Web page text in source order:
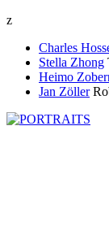
z
Charles
Stella Zhong
Heimo
Jan Zöller